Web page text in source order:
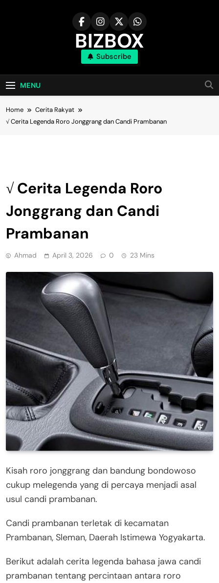
BIZBOX
Bizbox – Media Informasi Terkini
Subscribe
MENU
Home
Cerita Rakyat
√ Cerita Legenda Roro Jonggrang dan Candi Prambanan
√ Cerita Legenda Roro
Jonggrang dan Candi
Prambanan
Ahmad April 3, 2026 0 23 Mins
Kisah roro jonggrang dan bandung bondowoso
cukup melegenda yang di percaya menjadi asal
usul candi prambanan.
Candi prambanan terletak di kecamatan
Prambanan, Sleman, Daerah Istimewa Yogyakarta.
Berikut adalah cerita legenda bahasa jawa candi
prambanan tentang percintaan antara roro